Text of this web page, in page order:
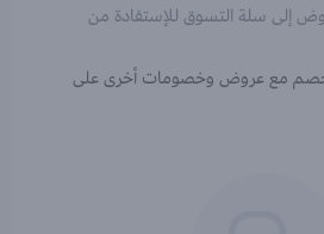
إلى سلة التسوق للإستفادة من
خصم مع عروض وخصومات أخرى على